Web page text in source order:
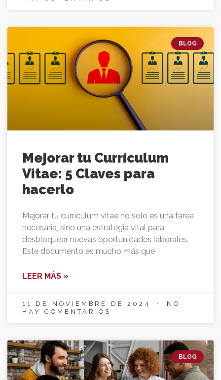
BLOG
Mejorar tu Currículum
Vitae: 5 Claves para
hacerlo
Mejorar tu currículum vitae no solo es una tarea
necesaria, sino una estrategia vital para
desbloquear nuevas oportunidades laborales.
Este documento es mucho más que
LEER MÁS »
11 DE NOVIEMBRE DE 2024
NO
HAY COMENTARIOS
BLOG